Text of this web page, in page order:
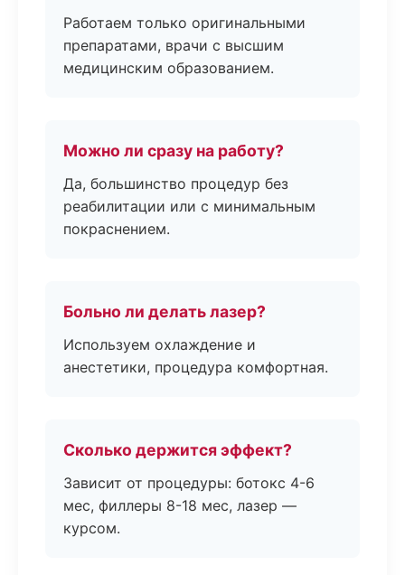
Работаем только оригинальными
препаратами, врачи с высшим
медицинским образованием.
Можно ли сразу на работу?
Да, большинство процедур без
реабилитации или с минимальным
покраснением.
Больно ли делать лазер?
Используем охлаждение и
анестетики, процедура комфортная.
Сколько держится эффект?
Зависит от процедуры: ботокс 4-6
мес, филлеры 8-18 мес, лазер —
курсом.